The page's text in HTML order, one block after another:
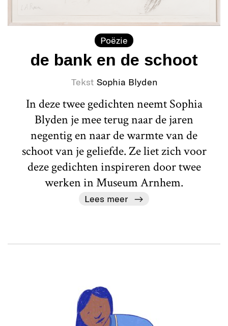
Poëzie
de bank en de schoot
Tekst Sophia Blyden
In deze twee gedichten neemt Sophia
Blyden je mee terug naar de jaren
negentig en naar de warmte van de
schoot van je geliefde. Ze liet zich voor
deze gedichten inspireren door twee
werken in Museum Arnhem.
Lees meer